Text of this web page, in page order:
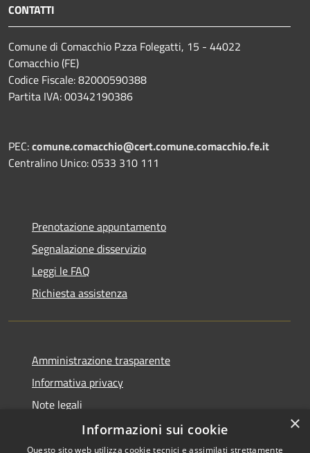
CONTATTI
Comune di Comacchio P.zza Folegatti, 15 - 44022
Comacchio (FE)
Codice Fiscale: 82000590388
Partita IVA: 00342190386
PEC:comune.comacchio@cert.comune.comacchio.fe.it
Centralino Unico: 0533 310 111
Prenotazione appuntamento
Segnalazione disservizio
Leggi le FAQ
Richiesta assistenza
Amministrazione trasparente
Informativa privacy
Note legali
Dichiarazione di accessibilità
×
Informazioni sui cookie
Questo sito web utilizza cookie tecnici e assimilati strettamente